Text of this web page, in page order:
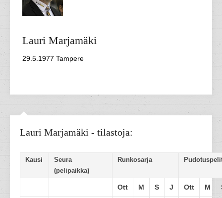
Lauri Marjamäki
29.5.1977 Tampere
Lauri Marjamäki - tilastoja:
Kausi
Seura
(pelipaikka)
Runkosarja
Ott M S J Ott M